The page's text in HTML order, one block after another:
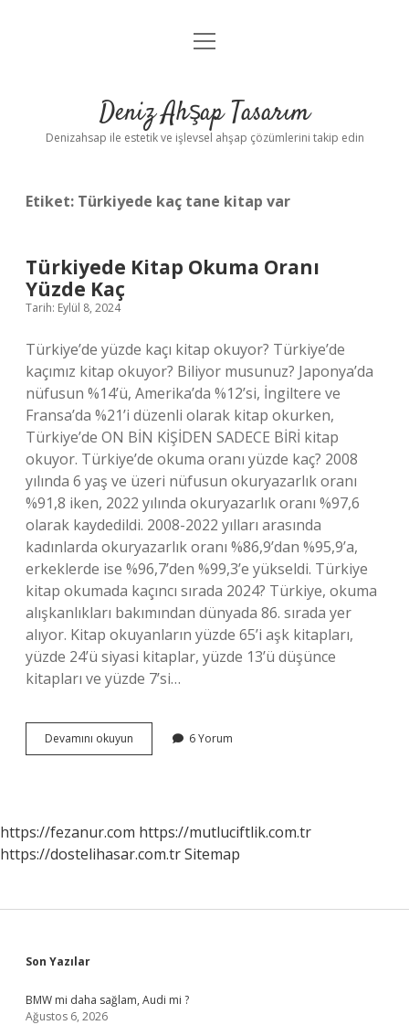
Anasayfa
Yasal Uyarı
menüyü
Deniz Ahşap Tasarım
Denizahsap ile estetik ve işlevsel ahşap çözümlerini takip edin
Etiket: Türkiyede kaç tane kitap var
Türkiyede Kitap Okuma Oranı
Yüzde Kaç
Tarih: Eylül 8, 2024
Türkiye’de yüzde kaçı kitap okuyor? Türkiye’de
kaçımız kitap okuyor? Biliyor musunuz? Japonya’da
nüfusun %14’ü, Amerika’da %12’si, İngiltere ve
Fransa’da %21’i düzenli olarak kitap okurken,
Türkiye’de ON BİN KİŞİDEN SADECE BİRİ kitap
okuyor. Türkiye’de okuma oranı yüzde kaç? 2008
yılında 6 yaş ve üzeri nüfusun okuryazarlık oranı
%91,8 iken, 2022 yılında okuryazarlık oranı %97,6
olarak kaydedildi. 2008-2022 yılları arasında
kadınlarda okuryazarlık oranı %86,9’dan %95,9’a,
erkeklerde ise %96,7’den %99,3’e yükseldi. Türkiye
kitap okumada kaçıncı sırada 2024? Türkiye, okuma
alışkanlıkları bakımından dünyada 86. sırada yer
alıyor. Kitap okuyanların yüzde 65’i aşk kitapları,
yüzde 24’ü siyasi kitaplar, yüzde 13’ü düşünce
kitapları ve yüzde 7’si…
Devamını okuyun Türkiyede
Kitap
6 Yorum
https://fezanur.com https://mutluciftlik.com.tr
https://dostelihasar.com.trSitemap
Sidebar
Son Yazılar
BMW mi daha sağlam, Audi mi ?
Ağustos 6, 2026